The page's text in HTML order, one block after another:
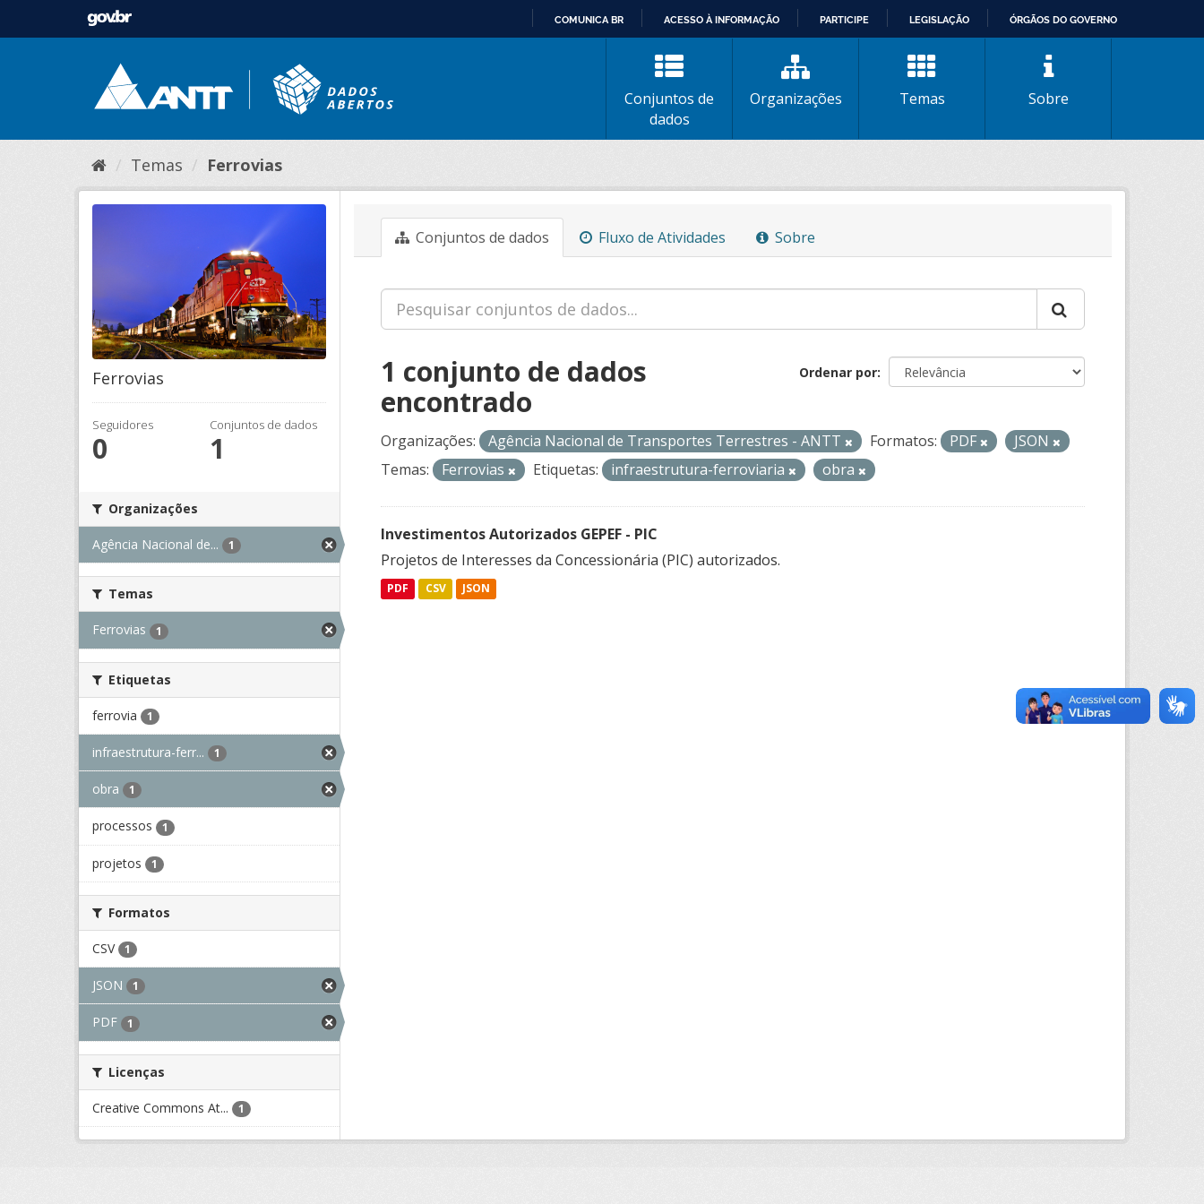
CONTEÚDO
COMUNICA BR ACESSO À INFORMAÇÃO PARTICIPE LEGISLAÇÃO ÓRGÃOS DO GOVERNO
Conjuntos de
dados
Organizações Temas Sobre
Temas Ferrovias
Ferrovias
Seguidores
0
Conjuntos de dados
1
Organizações
Agência Nacional de... 1
Temas
Ferrovias 1
Etiquetas
ferrovia 1
infraestrutura-ferr... 1
obra 1
processos 1
projetos 1
Formatos
CSV 1
JSON 1
PDF 1
Licenças
Creative Commons At... 1
Conjuntos de dados Fluxo de Atividades Sobre
Ordenar por
1 conjunto de dados
encontrado
Organizações: Agência Nacional de Transportes Terrestres - ANTT Formatos: PDF
JSON
Temas:
Ferrovias Etiquetas: infraestrutura-ferroviaria obra
Investimentos Autorizados GEPEF - PIC
Projetos de Interesses da Concessionária (PIC) autorizados.
PDF CSV JSON